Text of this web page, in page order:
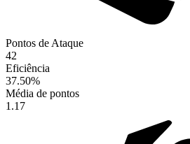
Pontos de Ataque
42
Eficiência
37.50%
Média de pontos
1.17